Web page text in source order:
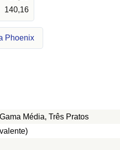
140,16
Phoenix
Média, Três Pratos